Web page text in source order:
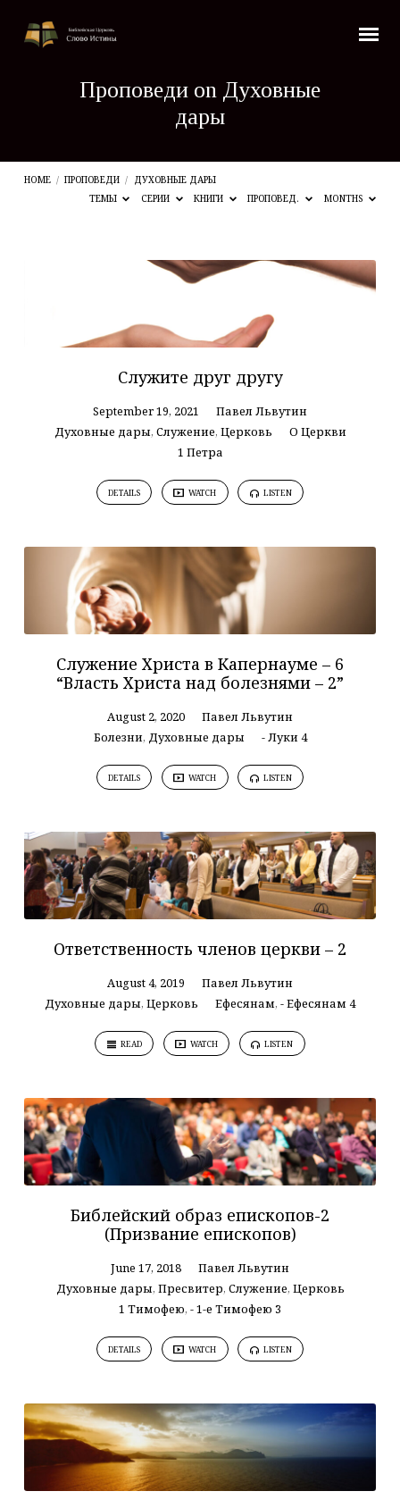
Проповеди on Духовные
дары
HOME / ПРОПОВЕДИ / ДУХОВНЫЕ ДАРЫ
ТЕМЫ
СЕРИИ КНИГИ ПРОПОВЕД. MONTHS
дары
Служите друг другу
September 19, 2021
Павел Львутин
Духовные дары, Служение, Церковь
О Церкви
1 Петра
DETAILS WATCH LISTEN
Служение Христа в Капернауме – 6
“Власть Христа над болезнями – 2”
August 2, 2020
Павел Львутин
Болезни, Духовные дары - Луки 4
DETAILS WATCH LISTEN
Ответственность членов церкви – 2
August 4, 2019
Павел Львутин
Духовные дары, Церковь Ефесянам, - Ефесянам 4
READ WATCH LISTEN
Библейский образ епископов-2
(Призвание епископов)
June 17, 2018
Павел Львутин
Духовные дары, Пресвитер, Служение, Церковь
1 Тимофею, - 1-е Тимофею 3
DETAILS WATCH LISTEN